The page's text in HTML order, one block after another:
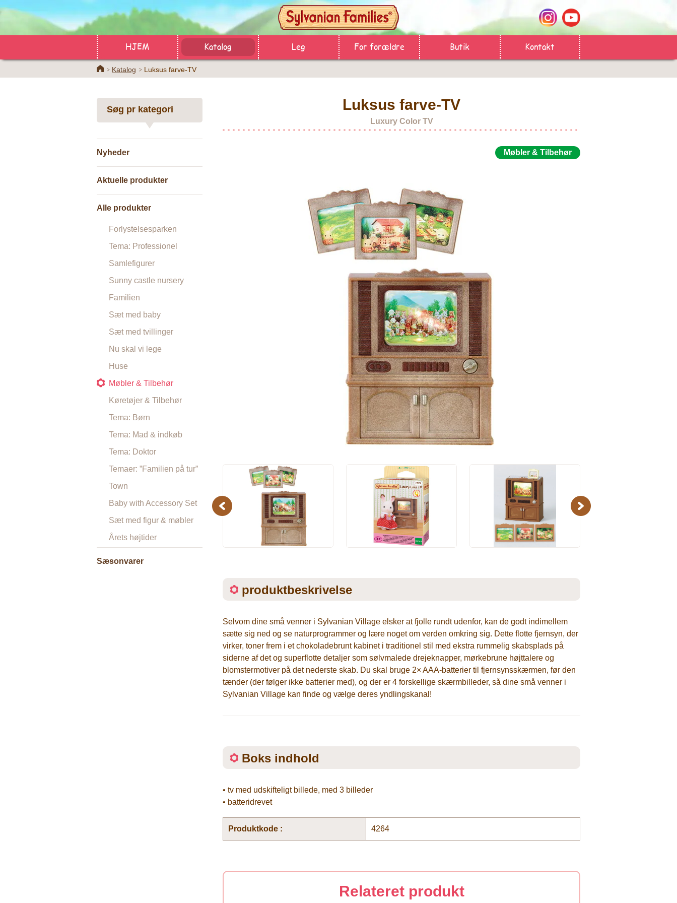
HJEM Katalog Leg For forældre Butik Kontakt
HomeKatalog Luksus farve-TV
Søg pr kategori
Nyheder
Aktuelle produkter
Alle produkter
Forlystelsesparken
Tema: Professionel
Samlefigurer
Sunny castle nursery
Familien
Sæt med baby
Sæt med tvillinger
Nu skal vi lege
Huse
Møbler & Tilbehør
Køretøjer & Tilbehør
Tema: Børn
Tema: Mad & indkøb
Tema: Doktor
Temaer: ”Familien på tur”
Town
Baby with Accessory Set
Sæt med figur & møbler
Årets højtider
Sæsonvarer
Luksus farve-TV
Luxury Color TV
Møbler & Tilbehør
Previous Next
produktbeskrivelse
Selvom dine små venner i Sylvanian Village elsker at fjolle rundt udenfor, kan de godt indimellem
sætte sig ned og se naturprogrammer og lære noget om verden omkring sig. Dette flotte fjernsyn, der
virker, toner frem i et chokoladebrunt kabinet i traditionel stil med ekstra rummelig skabsplads på
siderne af det og superflotte detaljer som sølvmalede drejeknapper, mørkebrune højttalere og
blomstermotiver på det nederste skab. Du skal bruge 2× AAA-batterier til fjernsynsskærmen, før den
tænder (der følger ikke batterier med), og der er 4 forskellige skærmbilleder, så dine små venner i
Sylvanian Village kan finde og vælge deres yndlingskanal!
Boks indhold
• tv med udskifteligt billede, med 3 billeder
• batteridrevet
Produktkode : 4264
Relateret produkt